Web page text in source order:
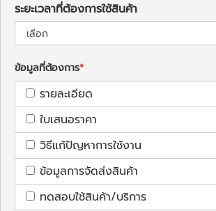
ระยะเวลาที่ต้องการใช้สินค้า
ข้อมูลที่ต้องการ
รายละเอียด
ใบเสนอราคา
วิธีแก้ปัญหาการใช้งาน
ข้อมูลการจัดส่งสินค้า
ทดสอบใช้สินค้า/บริการ